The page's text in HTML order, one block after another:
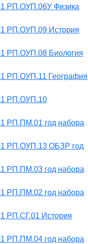
РП.ОУП.06У Физика
РП.ОУП.09 История
РП.ОУП.08 Биология
РП.ОУП.11 География
1 РП.ОУП.10
РП.ПМ.01 год набора
РП.ОУП.13 ОБЗР год
РП.ПМ.03 год набора
РП.ПМ.02 год набора
РП.СГ.01 История
РП.ПМ.04 год набора